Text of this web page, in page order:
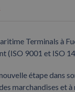
Terminals à
(ISO 9001 et ISO
étape dans
marchandises et